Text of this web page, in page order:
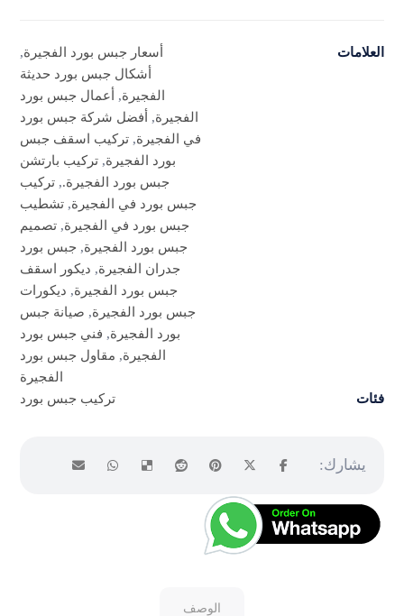
العلامات أسعار جبس بورد الفجيرة,
أشكال جبس بورد حديثة
الفجيرة, أعمال جبس بورد
الفجيرة, أفضل شركة جبس بورد
في الفجيرة, تركيب اسقف جبس
بورد الفجيرة, تركيب بارتشن
جبس بورد الفجيرة., تركيب
جبس بورد في الفجيرة, تشطيب
جبس بورد في الفجيرة, تصميم
جبس بورد الفجيرة, جبس بورد
جدران الفجيرة, ديكور اسقف
جبس بورد الفجيرة, ديكورات
جبس بورد الفجيرة, صيانة جبس
بورد الفجيرة, فني جبس بورد
الفجيرة, مقاول جبس بورد
الفجيرة
فئات
تركيب جبس بورد
الوصف